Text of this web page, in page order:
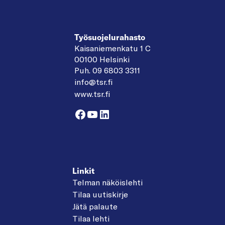
Työsuojelurahasto
Kaisaniemenkatu 1 C
00100 Helsinki
Puh. 09 6803 3311
info@tsr.fi
www.tsr.fi
Facebook
YouTube
LinkedIn
Linkit
Telman näköislehti
Tilaa uutiskirje
Jätä palaute
Tilaa lehti